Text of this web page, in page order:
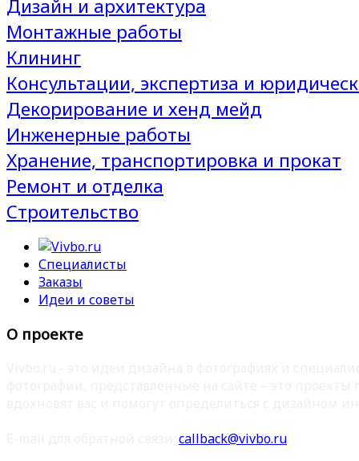
Дизайн и архитектура
Монтажные работы
Клининг
Консультации, экспертиза и
Декорирование и хенд мейд
Инженерные работы
Хранение, транспортировка и прокат
Ремонт и отделка
Строительство
Специалисты
Заказы
Идеи и советы
О проекте
callback@vivbo.ru